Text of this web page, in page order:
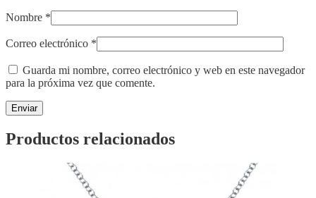
Nombre *
Correo electrónico *
Guarda mi nombre, correo electrónico y web en este navegador
para la próxima vez que comente.
Productos relacionados